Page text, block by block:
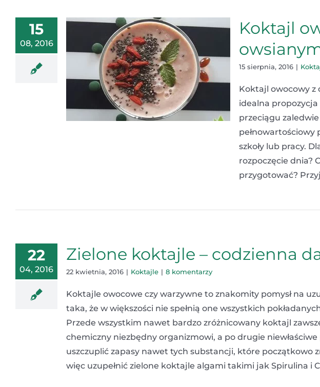
15
08, 2016
Koktajl
15 sierpnia, 2016 |
Koktajl owocowy z
idealna
przeciągu
pełnowartościowy
szkoły lub pracy.
rozpoczęcie dnia?
przygotować?
22
04, 2016
Zielone koktajle – codzienna
22 kwietnia, 2016 | Koktajle | 8 komentarzy
Koktajle owocowe czy warzywne to znakomity pomysł na
taka, że w większości nie spełnią one wszystkich
Przede wszystkim nawet bardzo zróżnicowany koktajl
chemiczny niezbędny organizmowi, a po drugie
uszczuplić zapasy nawet tych substancji, które początkowo
więc uzupełnić zielone koktajle algami takimi jak Spirulina i